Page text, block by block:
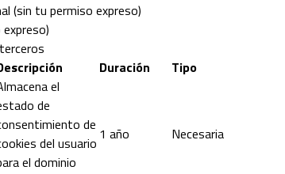
(sin tu permiso expreso)
Duración Tipo
el
de
de
del usuario
el dominio
1 año Necesaria